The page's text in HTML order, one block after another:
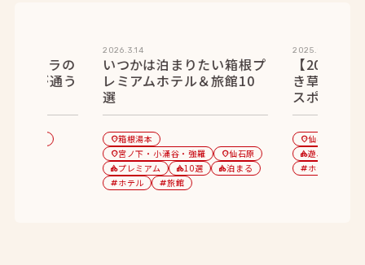
ダワラの
元民が通う
2026.3.14
いつかは泊まりたい箱根プ
レミアムホテル＆旅館10
選
location_on箱根湯本
location_on宮ノ下・小涌谷・強羅 location_on仙石原
categoryプレミアム category10選 category泊まる
tagホテル tag旅館
2025.9.24
【2025年
き草原と
スポット
location_on仙石原
category遊ぶ
tagホテル